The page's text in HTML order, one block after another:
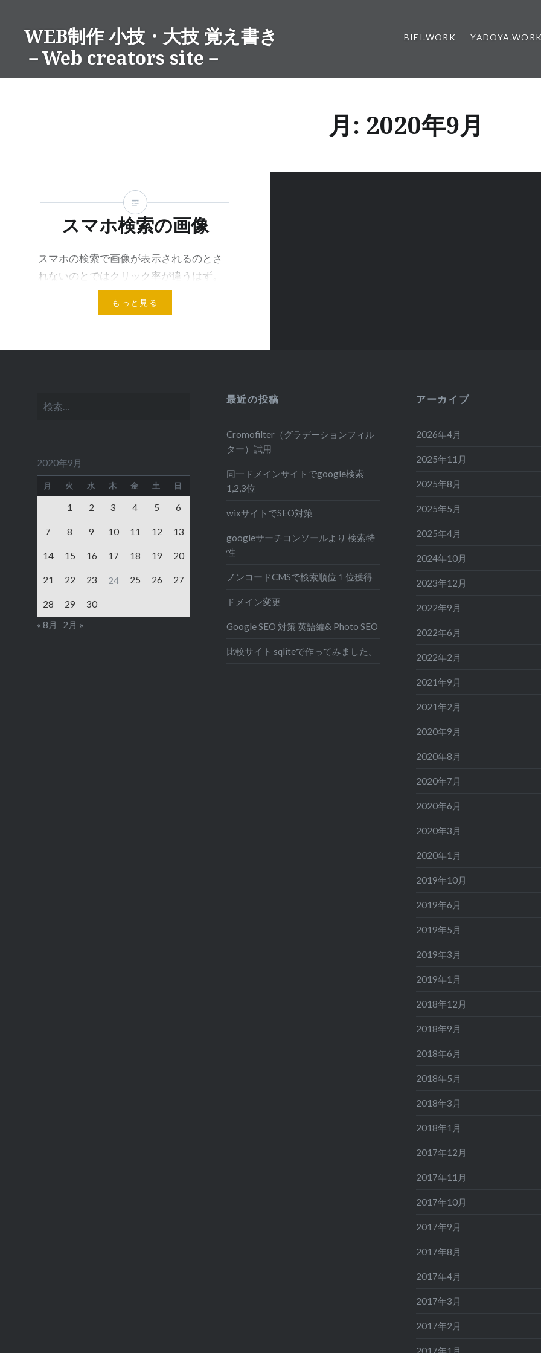
WEB制作 小技・大技 覚え書き
－Web creators site－
BIEI.WORK
月: 2020年9月
スマホ検索の画像
スマホの検索で画像が表示されるのとさ
れないのとではクリック率が違うはず。
いろいろ調べたところ正方形の画像が選
ばれる説が有力。日々更新のギャラリー
もっと見る
索:
最近の投稿
Cromofilter（グラデーションフィル
ター）試用
同一ドメインサイトでgoogle検索
1,2,3位
wixサイトでSEO対策
googleサーチコンソールより 検索特
性
ノンコードCMSで検索順位１位獲得
ドメイン変更
Google SEO 対策 英語編& Photo SEO
比較サイト sqliteで作ってみました。
アーカイブ
2026年4月
2025年11月
2025年8月
2025年5月
2025年4月
2024年10月
2023年12月
2022年9月
2022年6月
2022年2月
2021年9月
2021年2月
2020年9月
2020年8月
2020年7月
2020年6月
2020年3月
2020年1月
2019年10月
2019年6月
2019年5月
2019年3月
2019年1月
2018年12月
2018年9月
2018年6月
2018年5月
2018年3月
2018年1月
2017年12月
2017年11月
2017年10月
2017年9月
2017年8月
2017年4月
2017年3月
2017年2月
2017年1月
2020年9月
月 火 水 木 金 土 日
1 2 3 4 5 6
7 8 9 10 11 12 13
14 15 16 17 18 19 20
21 22 23 24 25 26 27
28 29
30
« 8月
2月 »